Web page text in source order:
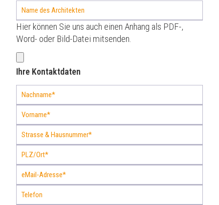
Hier können Sie uns auch einen Anhang als PDF-,
Word- oder Bild-Datei mitsenden.
Ihre Kontaktdaten